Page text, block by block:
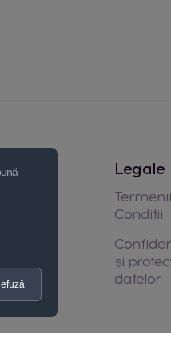
Legale
Conditii
și
datelor